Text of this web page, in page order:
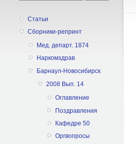
Статьи
Сборники-репринт
Мед. департ. 1874
Наркомздрав
Барнаул-Новосибирск
2008 Вып. 14
Оглавление
Поздравления
Кафедре 50
Оргвопросы